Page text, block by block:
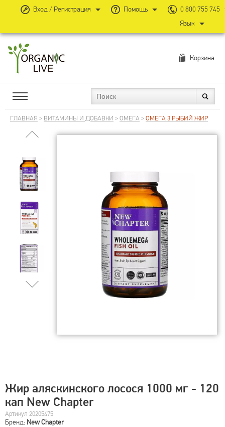
Корзина
ГЛАВНАЯ > ВИТАМИНЫ И ДОБАВКИ >ОМЕГА>ОМЕГА 3 РЫБИЙ ЖИР
Жир аляскинского лосося 1000 мг - 120
кап New Chapter
Артикул 20205475
Бренд: New Chapter
Вход / Регистрация Помощь
0 800 755 745
Язык